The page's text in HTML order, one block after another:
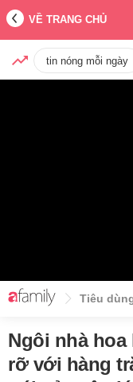
VỀ TRANG CHỦ
tin nóng mỗi ngày
Tiêu
Ngôi nhà
rỡ với hàng